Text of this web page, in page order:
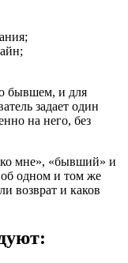
бывшем, и для
задает один
на него, без
мне», «бывший» и
одном и том же
возврат и каков